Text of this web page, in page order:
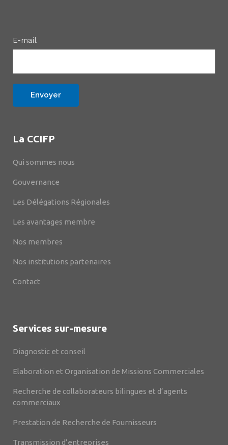
E-mail
La CCIFP
Qui sommes nous
Gouvernance
Les Délégations Régionales
Les avantages membre
Nos membres
Nos institutions partenaires
Contact
Services sur-mesure
Diagnostic et conseil
Elaboration et Organisation de Missions Commerciales
Recherche de collaborateurs bilingues et d’agents
commerciaux
Prestation de Recherche de Fournisseurs
Transmission d’entreprises